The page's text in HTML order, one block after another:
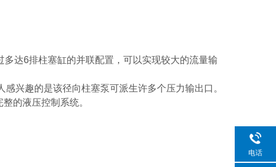
达6排柱塞缸的并联配置，可以实现较大的流量输
兴趣的是该径向柱塞泵可派生许多个压力输出口。
的液压控制系统。
电话